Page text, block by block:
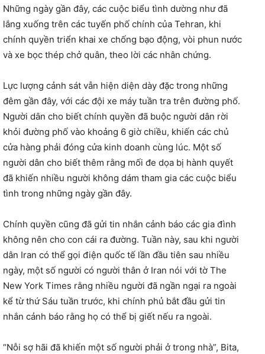
Những ngày gần đây, các cuộc biểu tình dường như đã
lắng xuống trên các tuyến phố chính của Tehran, khi
chính quyền triển khai xe chống bạo động, vòi phun nước
và xe bọc thép chở quân, theo lời các nhân chứng.
Lực lượng cảnh sát vẫn hiện diện dày đặc trong những
đêm gần đây, với các đội xe máy tuần tra trên đường phố.
Người dân cho biết chính quyền đã buộc người dân rời
khỏi đường phố vào khoảng 6 giờ chiều, khiến các chủ
cửa hàng phải đóng cửa kinh doanh cùng lúc. Một số
người dân cho biết thêm rằng mối đe dọa bị hành quyết
đã khiến nhiều người không dám tham gia các cuộc biểu
tình trong những ngày gần đây.
Chính quyền cũng đã gửi tin nhắn cảnh báo các gia đình
không nên cho con cái ra đường. Tuần này, sau khi người
dân Iran có thể gọi điện quốc tế lần đầu tiên sau nhiều
ngày, một số người có người thân ở Iran nói với tờ The
New York Times rằng nhiều người đã ngần ngại ra ngoài
kể từ thứ Sáu tuần trước, khi chính phủ bắt đầu gửi tin
nhắn cảnh báo rằng họ có thể bị giết nếu ra ngoài.
“Nỗi sợ hãi đã khiến một số người phải ở trong nhà”, Bita,